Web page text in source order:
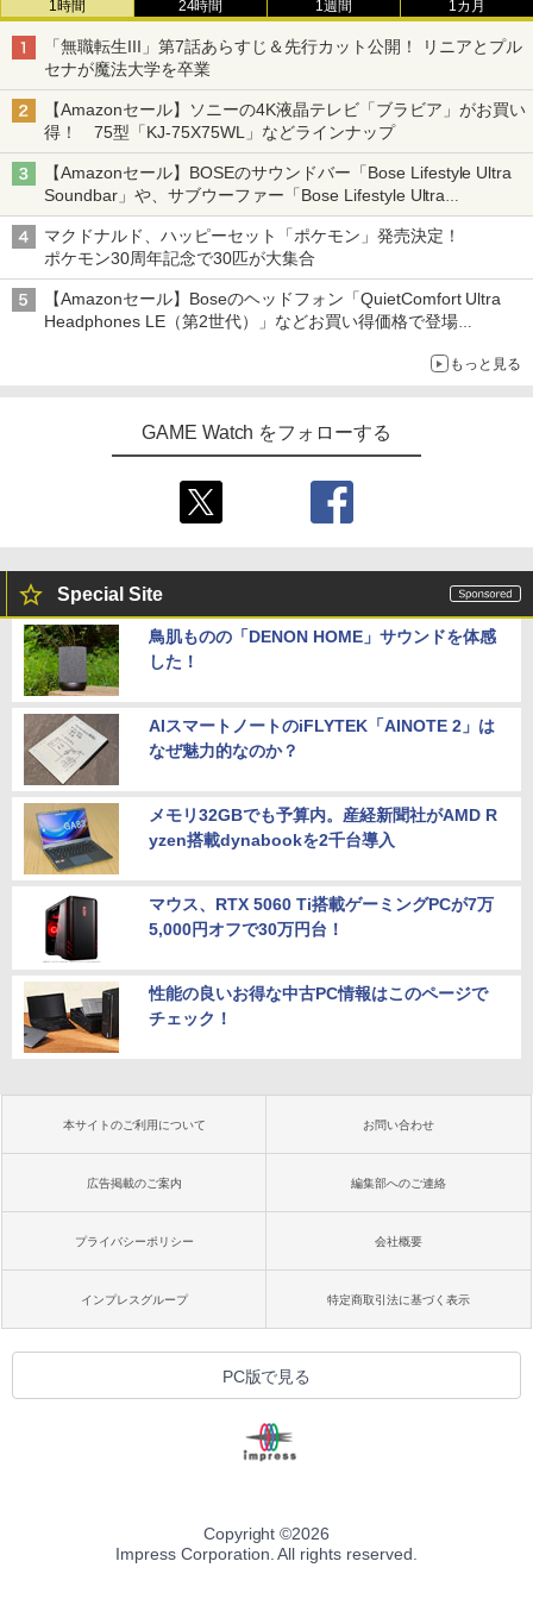
1時間 24時間 1週間 1カ月
「無職転生III」第7話あらすじ＆先行カット公開！ リニアとプル
セナが魔法大学を卒業
【Amazonセール】ソニーの4K液晶テレビ「ブラビア」がお買い
得！ 75型「KJ-75X75WL」などラインナップ
【Amazonセール】BOSEのサウンドバー「Bose Lifestyle Ultra
Soundbar」や、サブウーファー「Bose Lifestyle Ultra
Subwoofer」などお買い得！
マクドナルド、ハッピーセット「ポケモン」発売決定！
ポケモン30周年記念で30匹が大集合
【Amazonセール】Boseのヘッドフォン「QuietComfort Ultra
Headphones LE（第2世代）」などお買い得価格で登場
もっと見る
GAME Watch をフォローする
Special Site
鳥肌ものの「DENON HOME」サウンドを体感
した！
AIスマートノートのiFLYTEK「AINOTE 2」は
なぜ魅力的なのか？
メモリ32GBでも予算内。産経新聞社がAMD R
yzen搭載dynabookを2千台導入
マウス、RTX 5060 Ti搭載ゲーミングPCが7万
5,000円オフで30万円台！
性能の良いお得な中古PC情報はこのページで
チェック！
本サイトのご利用について お問い合わせ
広告掲載のご案内 編集部へのご連絡
プライバシーポリシー 会社概要
インプレスグループ 特定商取引法に基づく表示
PC版で見る
Copyright ©2026
Impress Corporation. All rights reserved.